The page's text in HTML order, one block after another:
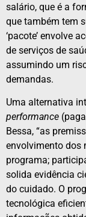
salário, que é a
que também tem
‘pacote’ envolve
de serviços de
assumindo um
demandas.
Uma alternativa
performance
Bessa, “as
envolvimento dos
programa;
solida evidência
do cuidado. O
tecnológica